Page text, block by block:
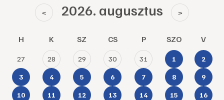
< 2026. augusztus >
H K SZ CS P SZO V
27 28 29 30 31 1 2
3 4 5 6 7 8 9
10 11 12 13 14 15 16